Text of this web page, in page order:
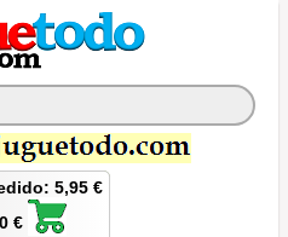
5,95 €
€